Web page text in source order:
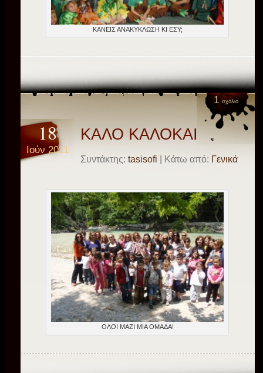
ΚΑΝΕΙΣ ΑΝΑΚΥΚΛΩΣΗ ΚΙ ΕΣΥ;
1σχόλιο
18
Ιούν 2011
ΚΑΛΟ ΚΑΛΟΚΑΙΡΙ!!!!!!!!!
Συντάκτης: tasisofi | Κάτω από: Γενικά
ΟΛΟΙ ΜΑΖΙ ΜΙΑ ΟΜΑΔΑ!